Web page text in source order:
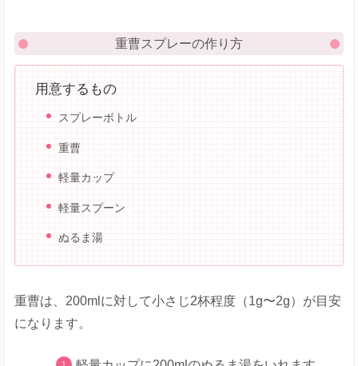
重曹スプレーの作り方
用意するもの
スプレーボトル
重曹
軽量カップ
軽量スプーン
ぬるま湯
重曹は、200mlに対して小さじ2杯程度（1g〜2g）が目安
になります。